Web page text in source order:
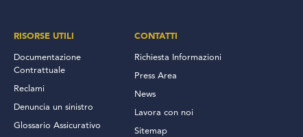
RISORSE UTILI
Documentazione
Contrattuale
Reclami
Denuncia un sinistro
Glossario Assicurativo
CONTATTI
Richiesta Informazioni
Press Area
News
Lavora con noi
Sitemap